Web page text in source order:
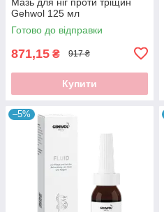
Gehwol 125 мл
Готово до відправки
871,15 ₴ 917 ₴
Купити
–5%